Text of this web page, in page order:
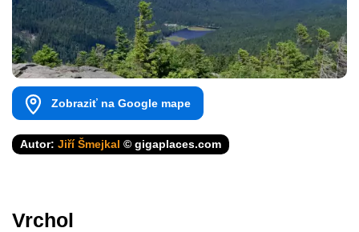
Zobraziť na Google mape
Autor: Jiří Šmejkal © gigaplaces.com
Vrchol